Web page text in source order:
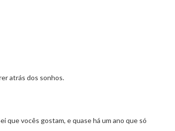
atrás dos sonhos.
que vocês gostam, e quase há um ano que só